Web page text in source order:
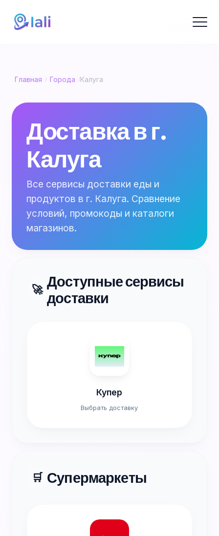
Главная / Города /Калуга
Доставка в г.
Калуга
Все сервисы доставки еды и
продуктов в г. Калуга. Сравнение
условий, промокоды и каталоги
магазинов.
🚀 Доступные сервисы
доставки
Купер
Выбрать доставку
🛒 Супермаркеты